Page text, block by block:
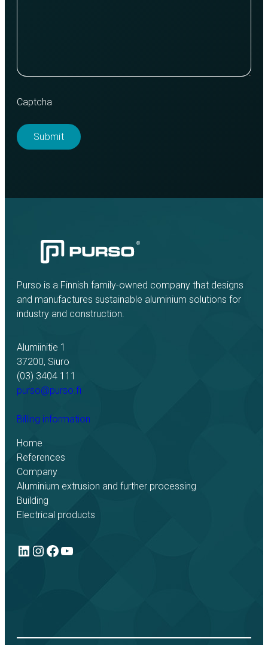
Captcha
Purso is a Finnish family-owned company that designs
and manufactures sustainable aluminium solutions for
industry and construction.
Alumiinitie 1
37200, Siuro
(03) 3404 111
purso@purso.fi
Billing information
Home
References
Company
Aluminium extrusion and further processing
Building
Electrical products
LinkedIn
Instagram
Facebook
YouTube